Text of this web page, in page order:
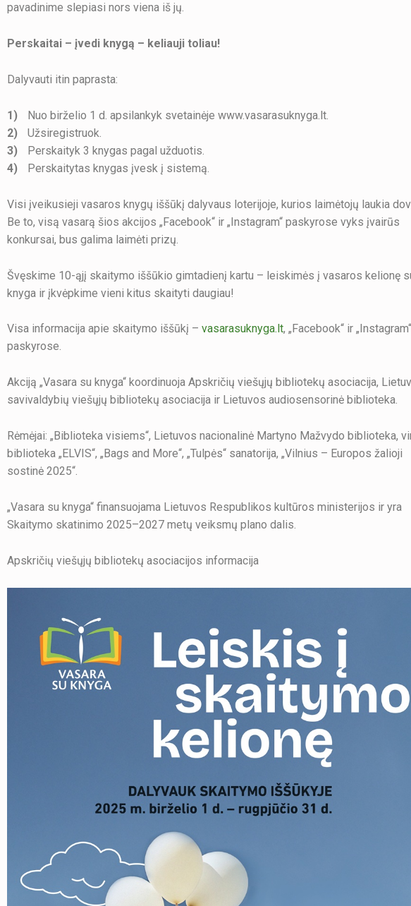
pavadinime slepiasi nors viena iš jų.
Perskaitai – įvedi knygą – keliauji toliau!
Dalyvauti itin paprasta:
Nuo birželio 1 d. apsilankyk svetainėje www.vasarasuknyga.lt.
Užsiregistruok.
Perskaityk 3 knygas pagal užduotis.
Perskaitytas knygas įvesk į sistemą.
Visi įveikusieji vasaros knygų iššūkį dalyvaus loterijoje, kurios laimėtojų laukia
Be to, visą vasarą šios akcijos „Facebook“ ir „Instagram“ paskyrose vyks įvairūs
konkursai, bus galima laimėti prizų.
Švęskime 10-ąjį skaitymo iššūkio gimtadienį kartu – leiskimės į vasaros kelionę
knyga ir įkvėpkime vieni kitus skaityti daugiau!
Visa informacija apie skaitymo iššūkį – vasarasuknyga.lt, „Facebook“ ir „Instagram“
paskyrose.
Akciją „Vasara su knyga“ koordinuoja Apskričių viešųjų bibliotekų asociacija,
savivaldybių viešųjų bibliotekų asociacija ir Lietuvos audiosensorinė biblioteka.
Rėmėjai: „Biblioteka visiems“, Lietuvos nacionalinė Martyno Mažvydo biblioteka,
biblioteka „ELVIS“, „Bags and More“, „Tulpės“ sanatorija, „Vilnius – Europos žalioji
sostinė 2025“.
„Vasara su knyga“ finansuojama Lietuvos Respublikos kultūros ministerijos ir yra
Skaitymo skatinimo 2025–2027 metų veiksmų plano dalis.
Apskričių viešųjų bibliotekų asociacijos informacija